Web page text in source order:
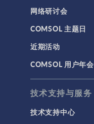
网络研讨会
COMSOL 主题日
近期活动
COMSOL 用户年会
技术支持与服务
技术支持中心